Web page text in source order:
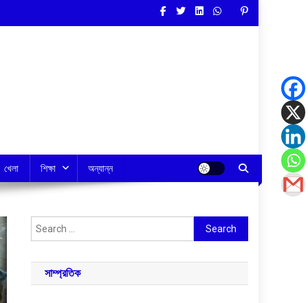
খেলা শিক্ষা অন্যান্ন
Search
for:
সাম্প্রতিক